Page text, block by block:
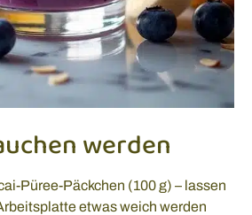
werden
Püree-Päckchen (100 g) – lassen
etwas weich werden